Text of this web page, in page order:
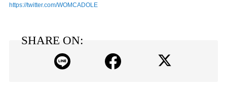
https://twitter.com/WOMCADOLE
SHARE ON: